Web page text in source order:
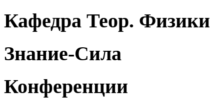
Кафедра Теор. Физики
Знание-Сила
Конференции